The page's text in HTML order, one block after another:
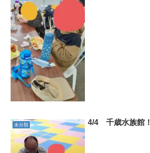
未分類 4/4 千歳水族館！